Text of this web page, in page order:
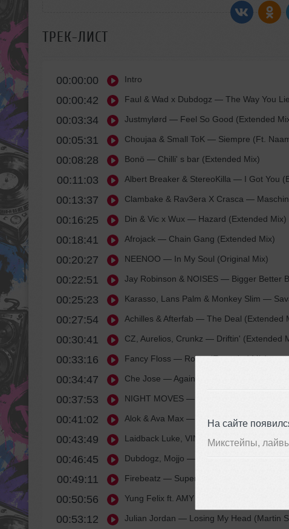
На сайте
Микстейпы,
ТРЕК-ЛИСТ
00:00:00 Intro
00:00:42 Faul & Wad x Dubdogz — The Way You
00:03:34 Justmylørd — Feel So Good (Extended
00:05:31 Choujaa & Small ToK — Siempre (Ft.
00:08:28 Bonö — Chilli' s bar (Extended Mix)
00:11:03 Albert Breaker & StereoKilla — I Got You
00:13:37 Clambake & Rav3era X Crasca —
00:16:25 Din & Vic x Wux — Hazard (Extended Mix)
00:18:41 Afrojack — Chain Gang (Extended Mix)
00:20:27 NEENOO — In My Soul (Original Mix)
00:22:51 Jay Robinson & NOISES — Bigger Better
00:25:23 Karasso, Lans Palm & Monkey Slim —
00:27:54 Achilles & Afterfab — The Deal (Extended
00:30:41 CZ, Aurelios, Crunkz — Driftin' (Extended
00:33:16 Fancy Floss — Rover (Extended Mix)
00:34:47 Che Jose — Again (Original Mix)
00:37:53 NIGHT MOVES — Feels Like (Extended
00:41:02 Alok & Ava Max — Car Keys (Ayla)
00:43:49 Laidback Luke, VINNE & BEAUZ feat.
00:46:45 Dubdogz, Mojjo — La Pinga (Extended Mix)
00:49:11 Firebeatz — Superfreak (Extended Mix)
00:50:56 Yung Felix ft. AMY MIYÚ — I'm Drunk
00:53:12 Julian Jordan — Losing My Head (Martin